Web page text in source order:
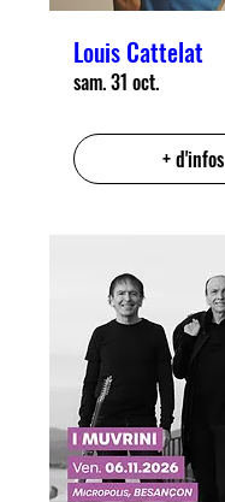
Louis Cattelat
sam. 31 oct.
+ d'infos